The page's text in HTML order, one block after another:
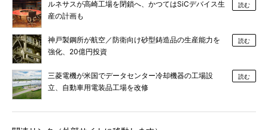
ルネサスが高崎工場を閉鎖へ、かつてはSiCデバイス生
産の計画も
読む
神戸製鋼所が航空／防衛向け砂型鋳造品の生産能力を
強化、20億円投資
読む
三菱電機が米国でデータセンター冷却機器の工場設
立、自動車用電装品工場を改修
読む